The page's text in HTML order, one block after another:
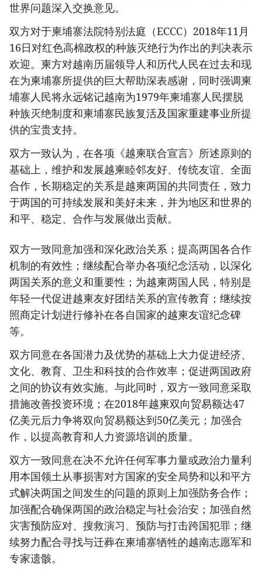
世界问题深入交换意见。
双方对于柬埔寨法院特别法庭（ECCC）2018年11月
16日对红色高棉政权的种族灭绝行为作出的判决表示
欢迎。柬方对越南历届领导人和历代人民在过去和现
在为柬埔寨所提供的巨大帮助深表感谢，同时强调柬
埔寨人民将永远铭记越南为1979年柬埔寨人民摆脱
种族灭绝制度和柬埔寨民族复活及国家重建事业所提
供的宝贵支持。
双方一致认为，在各项《越柬联合宣言》所述原则的
基础上，维护和发展越柬睦邻友好、传统友谊、全面
合作，长期稳定的关系是越柬两国的共同责任，致力
于两国的可持续发展和美好未来，并为地区和世界的
和平、稳定、合作与发展做出贡献。
双方一致同意加强和深化政治关系；提高两国各合作
机制的有效性；继续配合举办各项纪念活动，以深化
两国关系的意义和重要性；为越柬两国人民，特别是
年轻一代促进越柬友好团结关系的宣传教育；继续按
照商定计划进行修补在各自国家的越柬友谊纪念碑
等。
双方同意在各国潜力及优势的基础上大力促进经济、
文化、教育、卫生和科技的合作效率；促进两国政府
之间的协议有效实施。与此同时，双方一致同意采取
措施改善投资环境；在2018年越柬双向贸易额达47
亿美元后力争将双向贸易额达到50亿美元；加强合
作，以提高教育和人力资源培训的质量。
双方一致同意在决不允许任何军事力量或政治力量利
用本国领土从事损害对方国家的安全局势和以和平方
式解决两国之间发生的问题的原则上加强防务合作；
加强配合确保两国的政治稳定与社会治安；加强自然
灾害预防应对、搜救演习、预防与打击跨国犯罪；继
续努力配合寻找与迁葬在柬埔寨牺牲的越南志愿军和
专家遗骸。